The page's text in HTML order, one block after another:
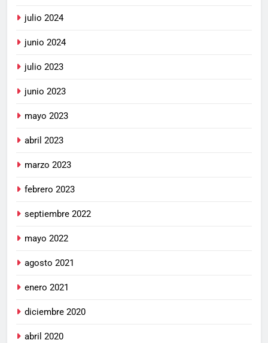
julio 2024
junio 2024
julio 2023
junio 2023
mayo 2023
abril 2023
marzo 2023
febrero 2023
septiembre 2022
mayo 2022
agosto 2021
enero 2021
diciembre 2020
abril 2020